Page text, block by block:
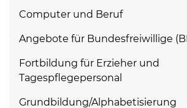
Computer und Beruf
Angebote für Bundesfreiwillige
Fortbildung für Erzieher und
Tagespflegepersonal
Grundbildung/Alphabetisierung